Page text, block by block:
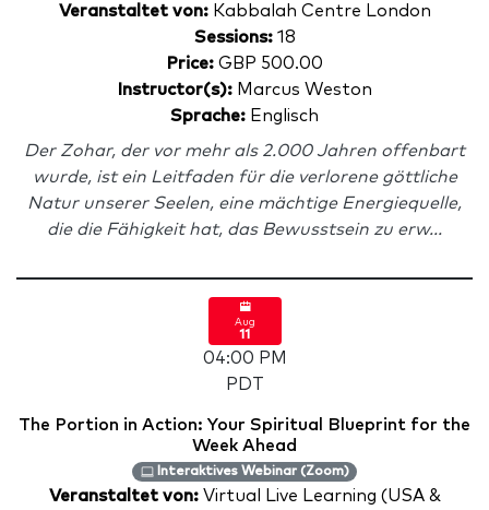
Veranstaltet von: Kabbalah Centre London
Sessions:18
Price: GBP 500.00
Instructor(s): Marcus Weston
Sprache: Englisch
Der Zohar, der vor mehr als 2.000 Jahren offenbart
wurde, ist ein Leitfaden für die verlorene göttliche
Natur unserer Seelen, eine mächtige Energiequelle,
die die Fähigkeit hat, das Bewusstsein zu erw...
Aug
11
04:00 PM
PDT
The Portion in Action: Your Spiritual Blueprint for the
Week Ahead
Interaktives Webinar (Zoom)
Veranstaltet von: Virtual Live Learning (USA &